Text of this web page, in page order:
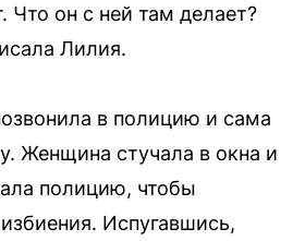
Что он с ней там делает?
Лилия.
в полицию и сама
Женщина стучала в окна и
полицию, чтобы
Испугавшись,